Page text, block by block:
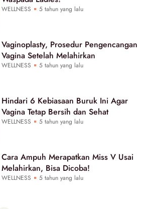
WELLNESS 5 tahun yang lalu
Vaginoplasty, Prosedur Pengencangan
Vagina Setelah Melahirkan
WELLNESS 5 tahun yang lalu
Hindari 6 Kebiasaan Buruk Ini Agar
Vagina Tetap Bersih dan Sehat
WELLNESS 5 tahun yang lalu
Cara Ampuh Merapatkan Miss V Usai
Melahirkan, Bisa Dicoba!
WELLNESS 5 tahun yang lalu